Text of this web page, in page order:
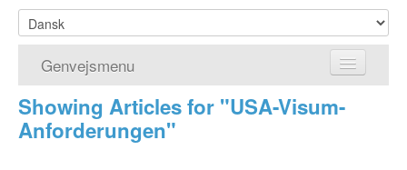
Genvejsmenu
Hjem
Ansøg om ESTA
Showing Articles for "USA-Visum-
Anforderungen"